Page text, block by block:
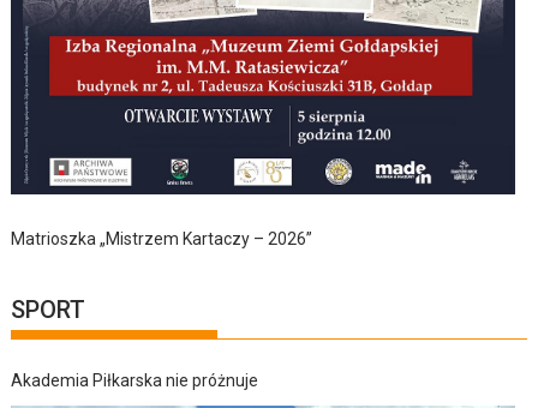
Matrioszka „Mistrzem Kartaczy – 2026”
SPORT
Akademia Piłkarska nie próżnuje